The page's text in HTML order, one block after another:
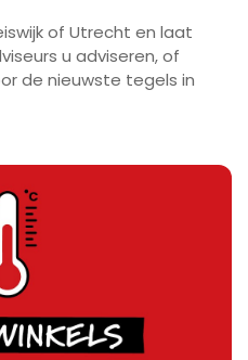
of Utrecht en laat
u adviseren, of
de nieuwste tegels in